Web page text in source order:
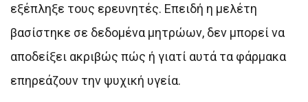
εξέπληξε τους ερευνητές. Επειδή η μελέτη
βασίστηκε σε δεδομένα μητρώων, δεν μπορεί να
αποδείξει ακριβώς πώς ή γιατί αυτά τα φάρμακα
επηρεάζουν την ψυχική υγεία.